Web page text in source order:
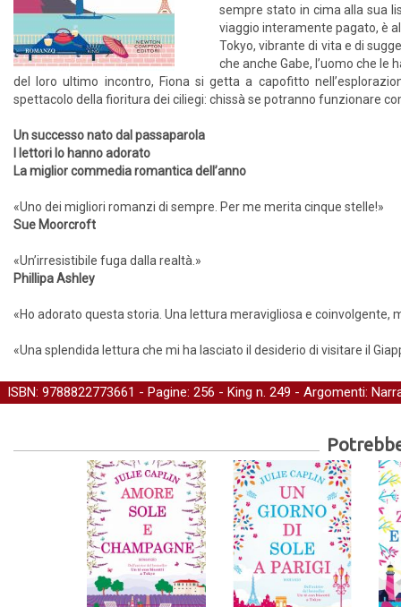
sempre stato in cima alla sua
viaggio interamente pagato, è
Tokyo, vibrante di vita e di
che anche Gabe, l’uomo che
del loro ultimo incon­tro, Fiona si getta a capofitto
spettacolo della fioritura dei ciliegi: chissà se potranno funzionare
Un successo nato dal passaparola
I lettori lo hanno adorato
La miglior commedia romantica dell’anno
«Uno dei migliori romanzi di sempre. Per me merita cinque stelle!»
Sue Moorcroft
«Un’irresistibile fuga dalla realtà.»
Phillipa Ashley
«Ho adorato questa storia. Una lettura meravigliosa e
«Una splendida lettura che mi ha lasciato il desiderio di visitare il
ISBN: 9788822773661 - Pagine: 256 - King n. 249 - Argomenti: